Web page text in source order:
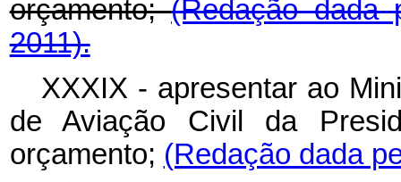
orçamento;(Redação dada
2011).
XXXIX - apresentar ao
de Aviação Civil da
orçamento; (Redação dada